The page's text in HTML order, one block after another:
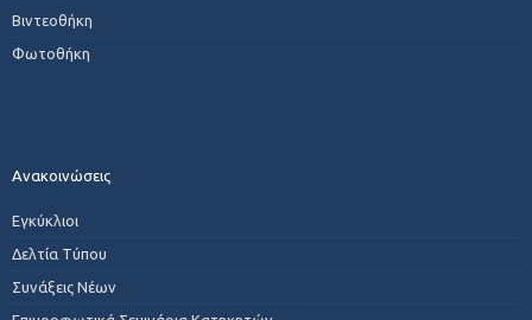
Βιντεοθήκη
Φωτοθήκη
Ανακοινώσεις
Εγκύκλιοι
Δελτία Τύπου
Συνάξεις Νέων